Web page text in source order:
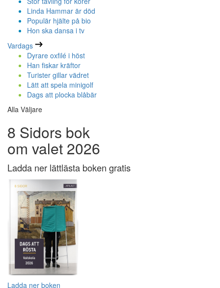
Linda Hammar är död
Populär hjälte på bio
Hon ska dansa i tv
Vardags
Dyrare oxfilé i höst
Han fiskar kräftor
Turister gillar vädret
Lätt att spela minigolf
Dags att plocka blåbär
Alla Väljare
8 Sidors bok
om valet 2026
Ladda ner lättlästa boken gratis
Ladda ner boken